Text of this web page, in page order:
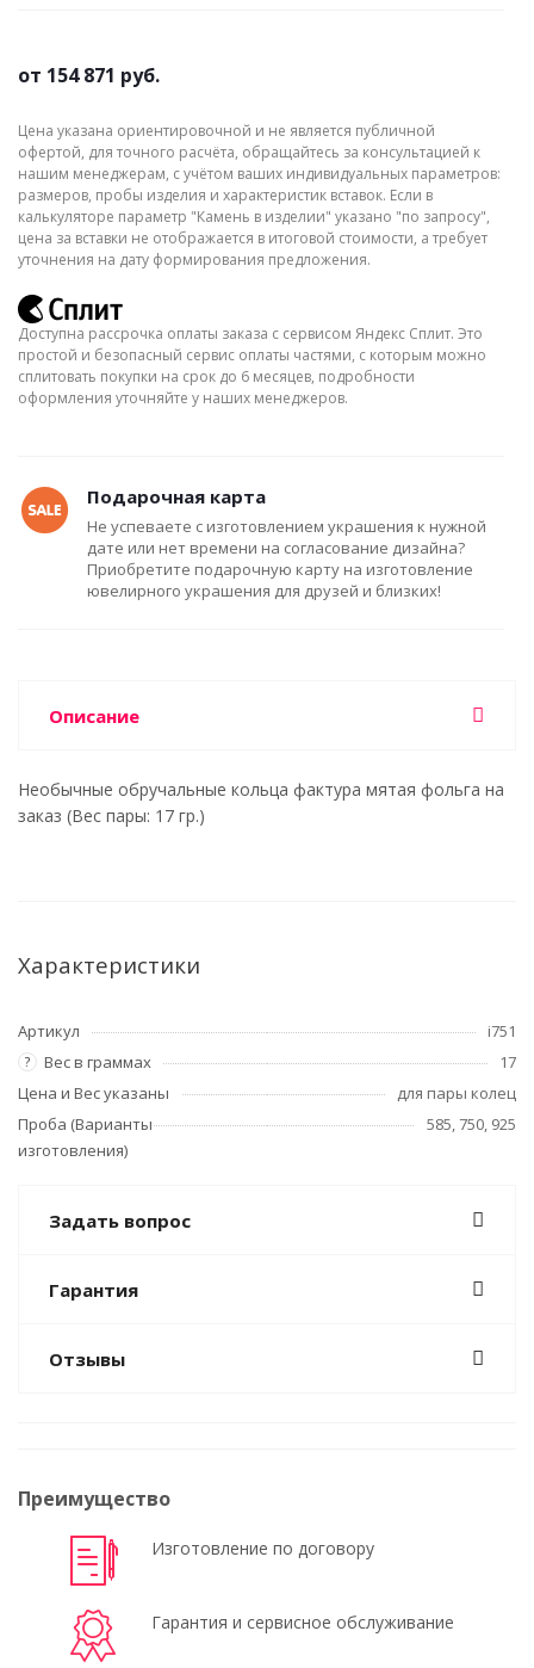
от 154 871 руб.
Цена указана ориентировочной и не является публичной
офертой, для точного расчёта, обращайтесь за консультацией к
нашим менеджерам, с учётом ваших индивидуальных параметров:
размеров, пробы изделия и характеристик вставок. Если в
калькуляторе параметр "Камень в изделии" указано "по запросу",
цена за вставки не отображается в итоговой стоимости, а требует
уточнения на дату формирования предложения.
Доступна рассрочка оплаты заказа с сервисом Яндекс Сплит. Это
простой и безопасный сервис оплаты частями, с которым можно
сплитовать покупки на срок до 6 месяцев, подробности
оформления уточняйте у наших менеджеров.
Подарочная карта
Не успеваете с изготовлением украшения к нужной
дате или нет времени на согласование дизайна?
Приобретите подарочную карту на изготовление
ювелирного украшения для друзей и близких!
Описание
Необычные обручальные кольца фактура мятая фольга на
заказ (Вес пары: 17 гр.)
Характеристики
Артикул i751
? Вес в граммах
17
Цена и Вес указаны
для пары колец
Проба (Варианты
изготовления)
585, 750, 925
Задать вопрос
Гарантия
Отзывы
Преимущество
Изготовление по договору
Гарантия и сервисное обслуживание